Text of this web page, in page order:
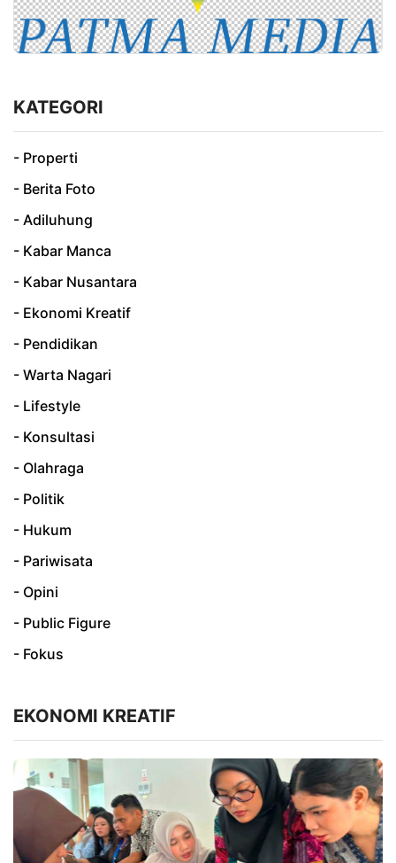
KATEGORI
- Properti
- Berita Foto
- Adiluhung
- Kabar Manca
- Kabar Nusantara
- Ekonomi Kreatif
- Pendidikan
- Warta Nagari
- Lifestyle
- Konsultasi
- Olahraga
- Politik
- Hukum
- Pariwisata
- Opini
- Public Figure
- Fokus
EKONOMI KREATIF